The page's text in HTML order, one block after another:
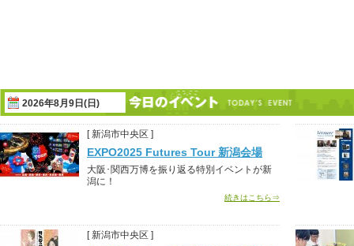
2026年8月9日(日)
[ 新潟市中央区 ]
EXPO2025 Futures Tour 新潟会場
大阪･関西万博を振り返る特別イベントが新
潟に！
続きはこちら⇒
[ 新潟市中央区 ]